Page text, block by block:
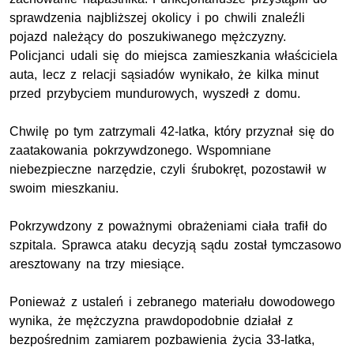
sprawdzenia najbliższej okolicy i po chwili znaleźli
pojazd należący do poszukiwanego mężczyzny.
Policjanci udali się do miejsca zamieszkania właściciela
auta, lecz z relacji sąsiadów wynikało, że kilka minut
przed przybyciem mundurowych, wyszedł z domu.
Chwilę po tym zatrzymali 42-latka, który przyznał się do
zaatakowania pokrzywdzonego. Wspomniane
niebezpieczne narzędzie, czyli śrubokręt, pozostawił w
swoim mieszkaniu.
Pokrzywdzony z poważnymi obrażeniami ciała trafił do
szpitala. Sprawca ataku decyzją sądu został tymczasowo
aresztowany na trzy miesiące.
Ponieważ z ustaleń i zebranego materiału dowodowego
wynika, że mężczyzna prawdopodobnie działał z
bezpośrednim zamiarem pozbawienia życia 33-latka,